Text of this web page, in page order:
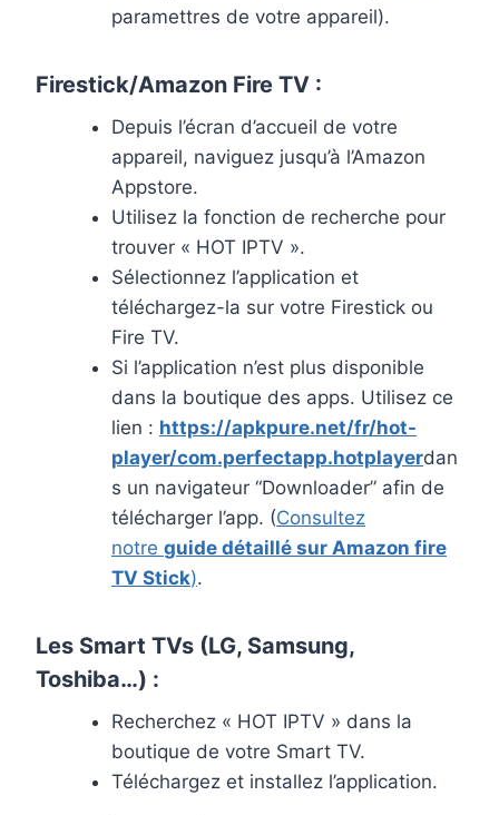
paramettres de votre appareil).
Firestick/Amazon Fire TV :
Depuis l’écran d’accueil de votre
appareil, naviguez jusqu’à l’Amazon
Appstore.
Utilisez la fonction de recherche pour
trouver « HOT IPTV ».
Sélectionnez l’application et
téléchargez-la sur votre Firestick ou
Fire TV.
Si l’application n’est plus disponible
dans la boutique des apps. Utilisez ce
lien : https://apkpure.net/fr/hot-
player/com.perfectapp.hotplayerdan
s un navigateur “Downloader” afin de
télécharger l’app. (Consultez
notre guide détaillé sur Amazon fire
TV Stick).
Les Smart TVs (LG, Samsung,
Toshiba…) :
Recherchez « HOT IPTV » dans la
boutique de votre Smart TV.
Téléchargez et installez l’application.